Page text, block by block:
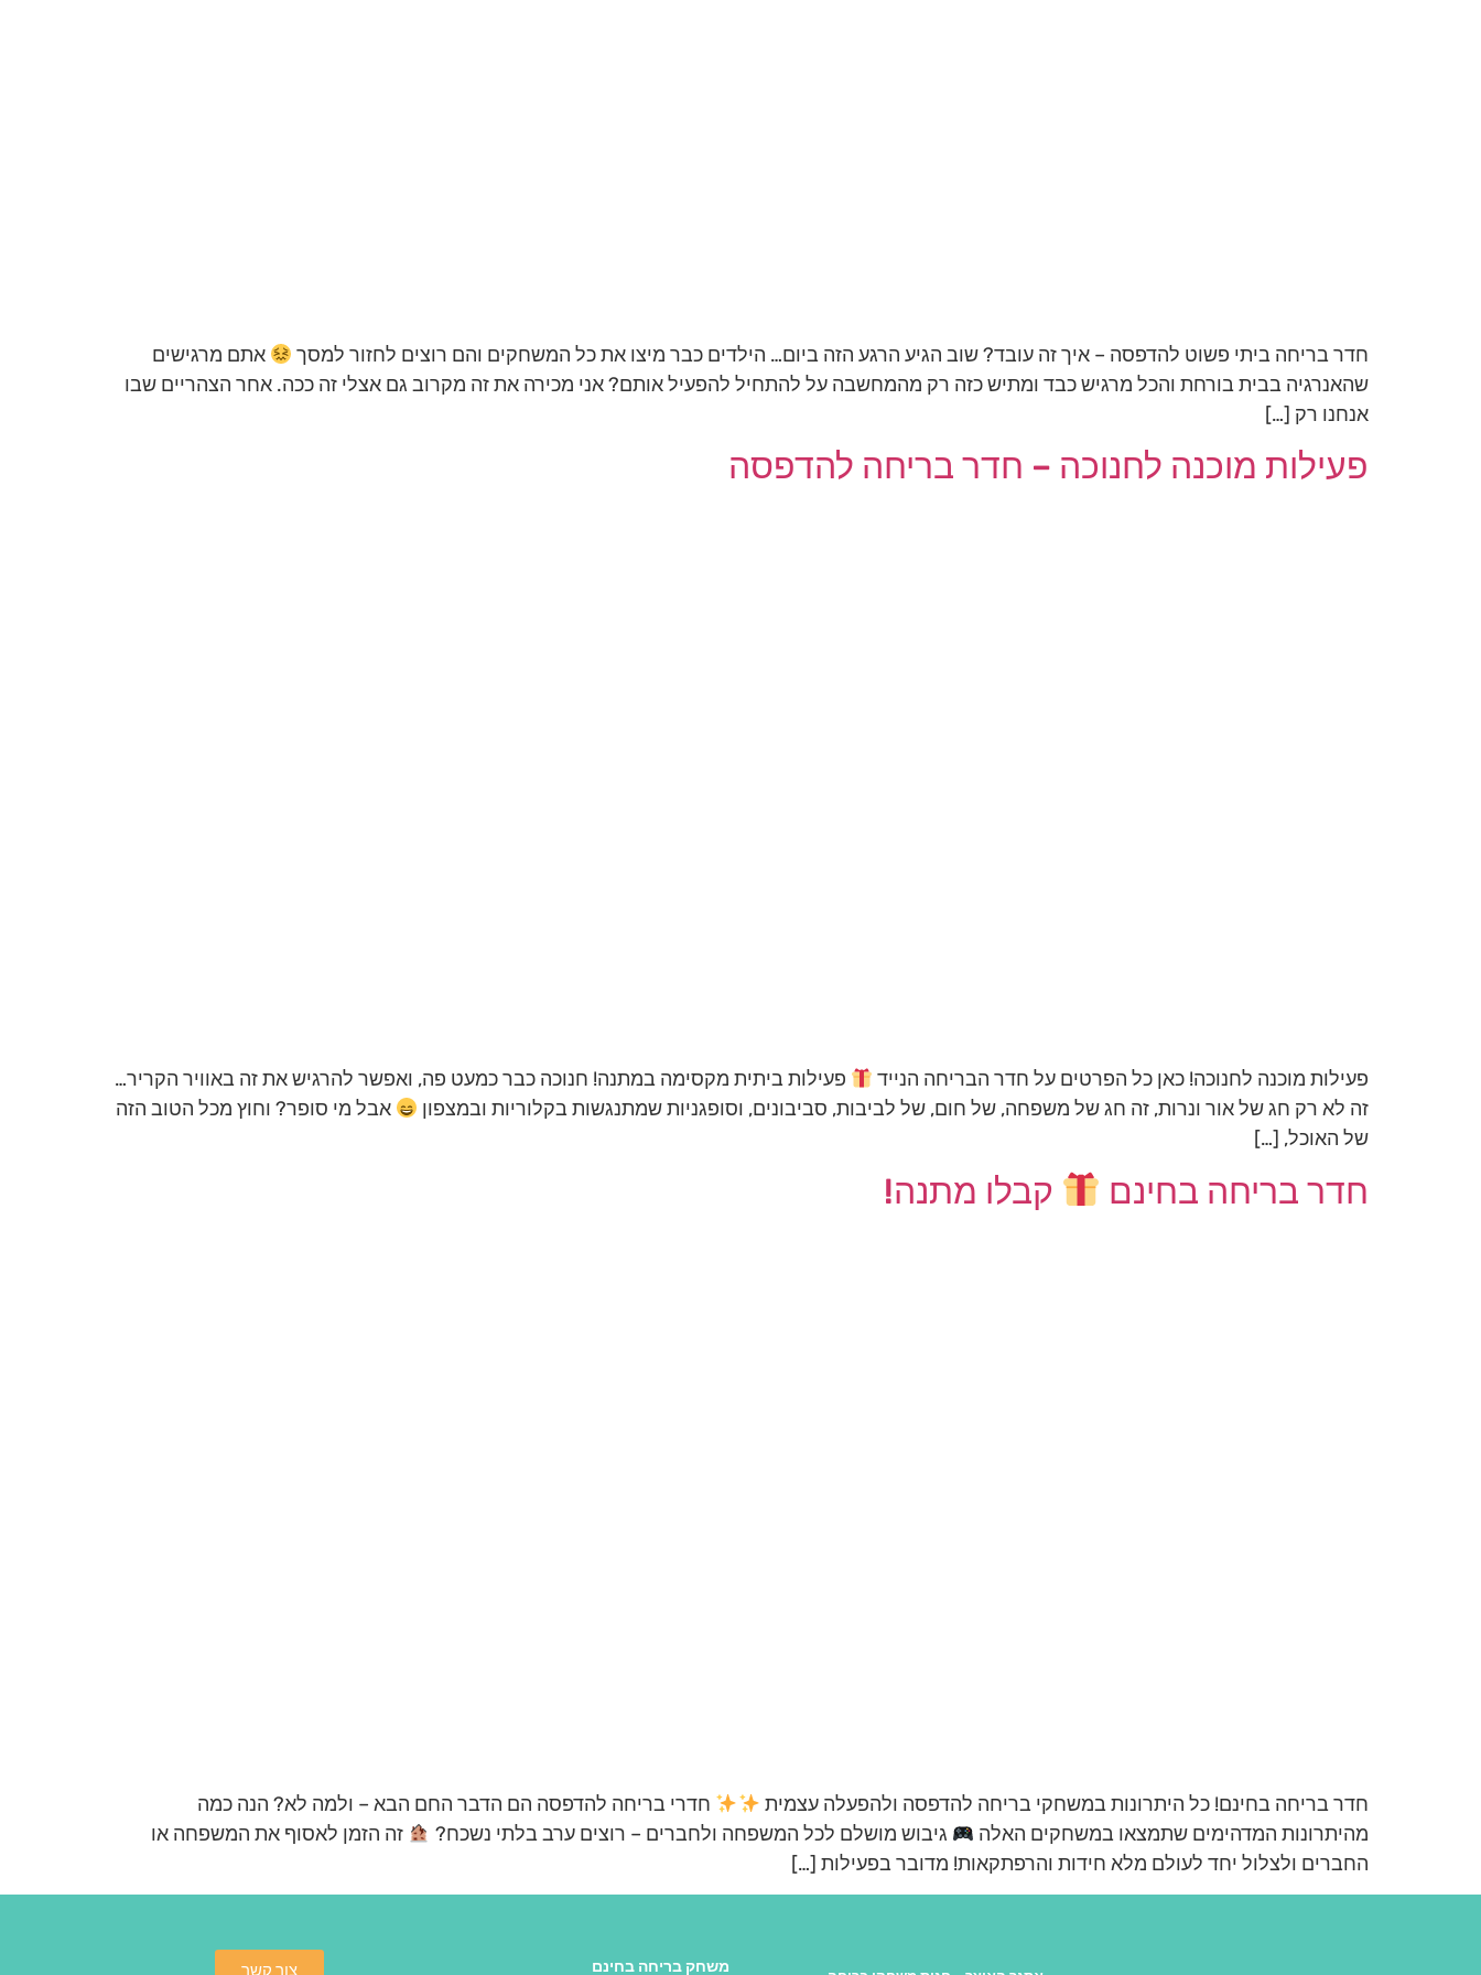
חדר בריחה ביתי פשוט להדפסה – איך זה עובד? שוב הגיע הרגע הזה ביום… הילדים כבר מיצו את כל המשחקים והם רוצים לחזור למסך
אתם מרגישים
שהאנרגיה בבית בורחת והכל מרגיש כבד ומתיש כזה רק מהמחשבה על להתחיל להפעיל אותם? אני מכירה את זה מקרוב גם אצלי זה ככה. אחר הצהריים שבו
אנחנו רק […]
פעילות מוכנה לחנוכה – חדר בריחה להדפסה
פעילות מוכנה לחנוכה! כאן כל הפרטים על חדר הבריחה הנייד
פעילות ביתית מקסימה במתנה! חנוכה כבר כמעט פה, ואפשר להרגיש את זה באוויר הקריר…
זה לא רק חג של אור ונרות, זה חג של משפחה, של חום, של לביבות, סביבונים, וסופגניות שמתנגשות בקלוריות ובמצפון
אבל מי סופר? וחוץ מכל הטוב הזה
של האוכל, […]
חדר בריחה בחינם קבלו מתנה!
חדר בריחה בחינם! כל היתרונות במשחקי בריחה להדפסה ולהפעלה עצמית
חדרי בריחה להדפסה הם הדבר החם הבא – ולמה לא? הנה כמה
מהיתרונות המדהימים שתמצאו במשחקים האלה
גיבוש מושלם לכל המשפחה ולחברים – רוצים ערב בלתי נשכח? ‍
זה הזמן לאסוף את המשפחה או
החברים ולצלול יחד לעולם מלא חידות והרפתקאות! מדובר בפעילות […]
משחק בריחה בחינם צור קשר